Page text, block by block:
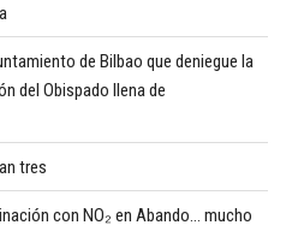
de Bilbao que deniegue la
del Obispado llena de
tres
con NO₂ en Abando… mucho